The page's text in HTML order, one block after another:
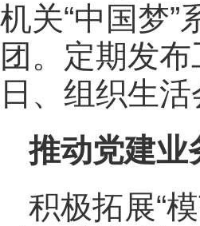
机关“中国梦
团。定期发
日、组织生
推动党建业
积极拓展“